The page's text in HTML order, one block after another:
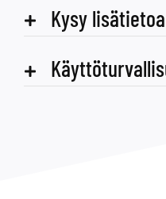
Kysy